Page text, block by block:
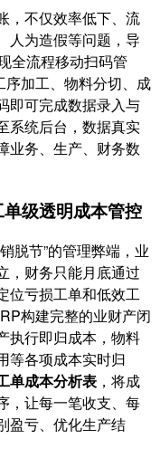
，不仅效率低下、流
人为造假等问题，导
全流程移动扫码管
加工、物料分切、成
即可完成数据录入与
系统后台，数据真实
业务、生产、财务数
单级透明成本管控
脱节”的管理弊端，业
，财务只能月底通过
位亏损工单和低效工
构建完整的业财产闭
执行即归成本，物料
等各项成本实时归
单成本分析表 ，将成
，让每一笔收支、每
盈亏、优化生产结